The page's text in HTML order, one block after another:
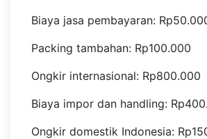
Biaya jasa pembayaran:
Packing tambahan: Rp100.000
Ongkir internasional: Rp800.000
Biaya impor dan handling:
Ongkir domestik Indonesia: